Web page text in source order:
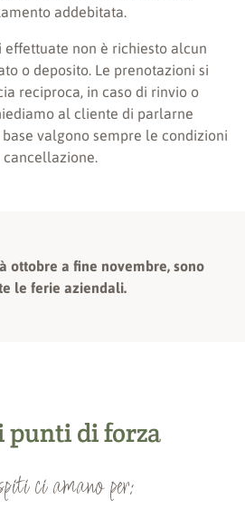
addebitata.
effettuate non è richiesto alcun
o deposito. Le prenotazioni si
reciproca, in caso di rinvio o
al cliente di parlarne
valgono sempre le condizioni
cancellazione.
ottobre a fine novembre, sono
le ferie aziendali.
punti di forza
ci amano per: